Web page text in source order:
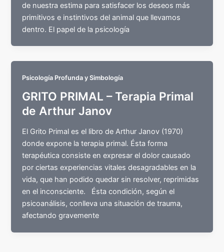
de nuestra estima para satisfacer los deseos más
primitivos e instintivos del animal que llevamos
dentro. El papel de la psicología
Psicología Profunda y Simbología
GRITO PRIMAL – Terapia Primal
de Arthur Janov
El Grito Primal es el libro de Arthur Janov (1970)
donde expone la terapia primal. Ésta forma
terapéutica consiste en expresar el dolor causado
por ciertas experiencias vitales desagradables en la
vida, que han podido quedar sin resolver, reprimidas
en el inconsciente. Ésta condición, según el
psicoanálisis, conlleva una situación de trauma,
afectando gravemente